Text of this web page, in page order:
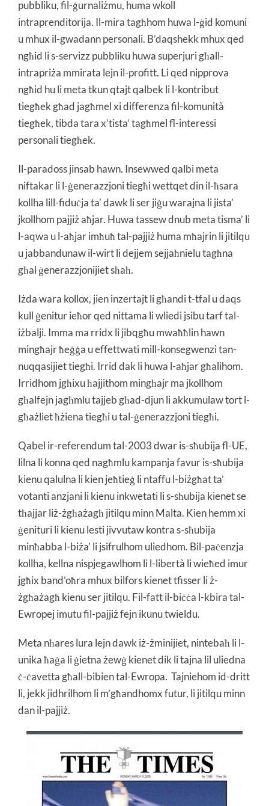
pubbliku, fil-ġurnaliżmu, huma wkoll
intraprenditorija. Il-mira tagħhom huwa l-ġid komuni
u mhux il-gwadann personali. B’daqshekk mhux qed
ngħid li s-servizz pubbliku huwa superjuri għall-
intrapriża mmirata lejn il-profitt. Li qed nipprova
ngħid hu li meta tkun qtajt qalbek li l-kontribut
tiegħek għad jagħmel xi differenza fil-komunità
tiegħek, tibda tara x’tista’ tagħmel fl-interessi
personali tiegħek.
Il-paradoss jinsab hawn. Insewwed qalbi meta
niftakar li l-ġenerazzjoni tiegħi wettqet din il-ħsara
kollha lill-fiduċja ta’ dawk li ser jiġu warajna li jista’
jkollhom pajjiż aħjar. Huwa tassew dnub meta tisma’ li
l-aqwa u l-aħjar imħuħ tal-pajjiż huma mħajrin li jitilqu
u jabbandunaw il-wirt li dejjem sejjaħnielu tagħna
għal ġenerazzjonijiet sħaħ.
Iżda wara kollox, jien inzertajt li għandi t-tfal u daqs
kull ġenitur ieħor qed nittama li wliedi jsibu tarf tal-
iżbalji. Imma ma rridx li jibqgħu mwaħħlin hawn
mingħajr ħeġġa u effettwati mill-konsegwenzi tan-
nuqqasijiet tiegħi. Irrid dak li huwa l-aħjar għalihom.
Irridhom jgħixu ħajjithom mingħajr ma jkollhom
għalfejn jagħmlu tajjeb għad-djun li akkumulaw tort l-
għażliet ħżiena tiegħi u tal-ġenerazzjoni tiegħi.
Qabel ir-referendum tal-2003 dwar is-sħubija fl-UE,
lilna li konna qed nagħmlu kampanja favur is-sħubija
kienu qalulna li kien jeħtieġ li ntaffu l-biżgħat ta’
votanti anzjani li kienu inkwetati li s-sħubija kienet se
tħajjar liż-żgħażagħ jitilqu minn Malta. Kien hemm xi
ġenituri li kienu lesti jivvutaw kontra s-sħubija
minħabba l-biża’ li jsifrulhom uliedhom. Bil-paċenzja
kollha, kellna nispjegawlhom li l-libertà li wieħed imur
jgħix band’oħra mhux bilfors kienet tfisser li ż-
żgħażagħ kienu ser jitilqu. Fil-fatt il-biċċa l-kbira tal-
Ewropej imutu fil-pajjiż fejn ikunu twieldu.
Meta nħares lura lejn dawk iż-żminijiet, nintebaħ li l-
unika ħaġa li ġietna żewġ kienet dik li tajna lil uliedna
ċ-ċavetta għall-bibien tal-Ewropa. Tajniehom id-dritt
li, jekk jidhrilhom li m’għandhomx futur, li jitilqu minn
dan il-pajjiż.